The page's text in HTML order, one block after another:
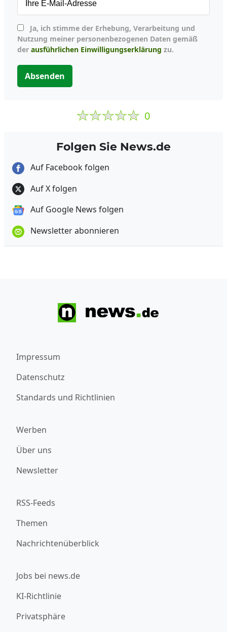
Nutzung meiner personenbezogenen Daten gemäß
der ausführlichen Einwilligungserklärung zu.
Absenden
0
Folgen Sie News.de
Auf Facebook folgen
Auf X folgen
Auf Google News folgen
Newsletter abonnieren
Impressum
Datenschutz
Standards und Richtlinien
Werben
Über uns
Newsletter
RSS-Feeds
Themen
Nachrichtenüberblick
Jobs bei news.de
KI-Richtlinie
Privatsphäre